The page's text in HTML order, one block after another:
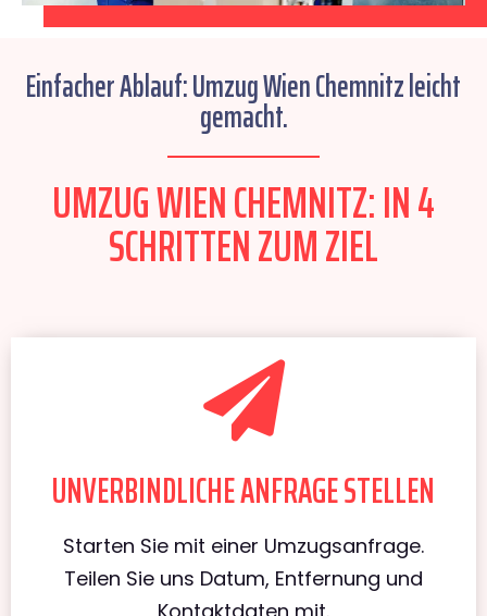
Einfacher Ablauf: Umzug Wien Chemnitz leicht
gemacht.
UMZUG WIEN CHEMNITZ: IN 4
SCHRITTEN ZUM ZIEL
UNVERBINDLICHE ANFRAGE STELLEN
Starten Sie mit einer Umzugsanfrage.
Teilen Sie uns Datum, Entfernung und